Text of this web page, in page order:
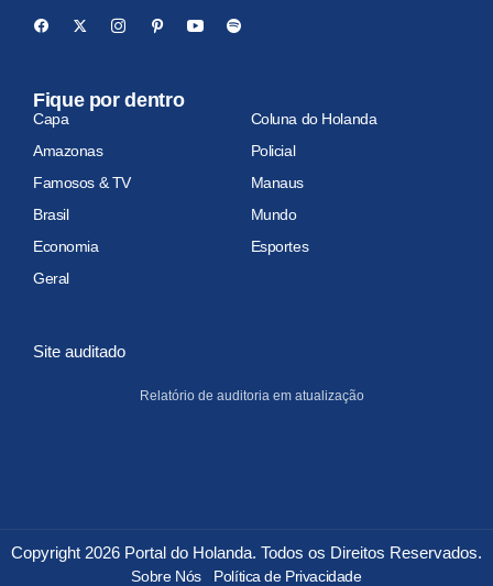
Fique por dentro
Capa
Coluna do Holanda
Amazonas
Policial
Famosos & TV
Manaus
Brasil
Mundo
Economia
Esportes
Geral
Site auditado
Relatório de auditoria em atualização
Copyright 2026 Portal do Holanda. Todos os Direitos Reservados.
Sobre Nós Política de Privacidade